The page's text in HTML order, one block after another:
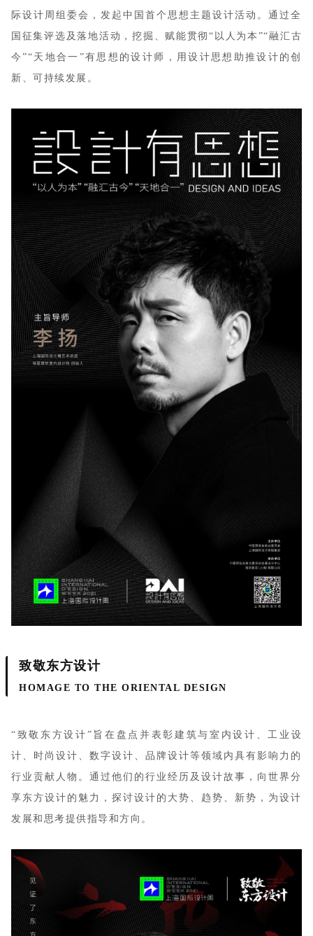
际设计周组委会，发起中国首个思想主题设计活动。通过全
国征集评选及落地活动，挖掘、赋能贯彻“以人为本”“融汇古
今”“天地合一”有思想的设计师，用设计思想助推设计的创
新、可持续发展。
致敬东方设计
HOMAGE TO THE ORIENTAL DESIGN
“致敬东方设计”旨在盘点并表彰建筑与室内设计、工业设
计、时尚设计、数字设计、品牌设计等领域内具有影响力的
行业贡献人物。通过他们的行业经历及设计故事，向世界分
享东方设计的魅力，探讨设计的大势、趋势、新势，为设计
发展和思考提供指导和方向。